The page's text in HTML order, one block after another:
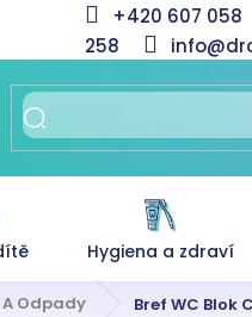
+420 607 058
258
Hygiena a zdraví
A Odpady Bref WC Blok